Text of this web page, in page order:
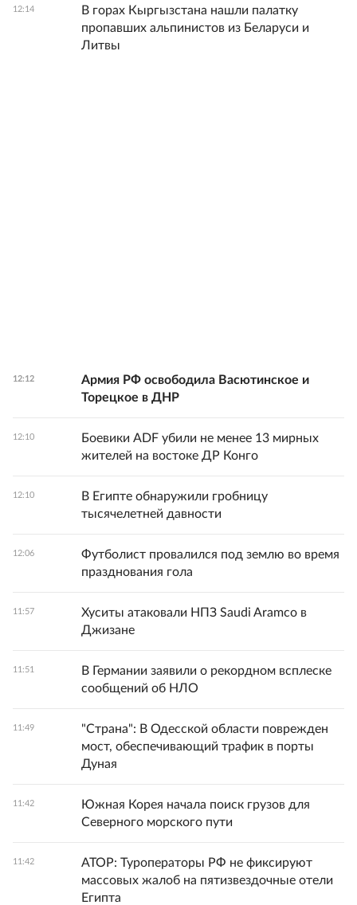
12:14
В горах Кыргызстана нашли палатку
пропавших альпинистов из Беларуси и
Литвы
12:12
Армия РФ освободила Васютинское и
Торецкое в ДНР
12:10
Боевики ADF убили не менее 13 мирных
жителей на востоке ДР Конго
12:10
В Египте обнаружили гробницу
тысячелетней давности
12:06
Футболист провалился под землю во время
празднования гола
11:57
Хуситы атаковали НПЗ Saudi Aramco в
Джизане
11:51
В Германии заявили о рекордном всплеске
сообщений об НЛО
11:49
"Страна": В Одесской области поврежден
мост, обеспечивающий трафик в порты
Дуная
11:42
Южная Корея начала поиск грузов для
Северного морского пути
11:42
АТОР: Туроператоры РФ не фиксируют
массовых жалоб на пятизвездочные отели
Египта